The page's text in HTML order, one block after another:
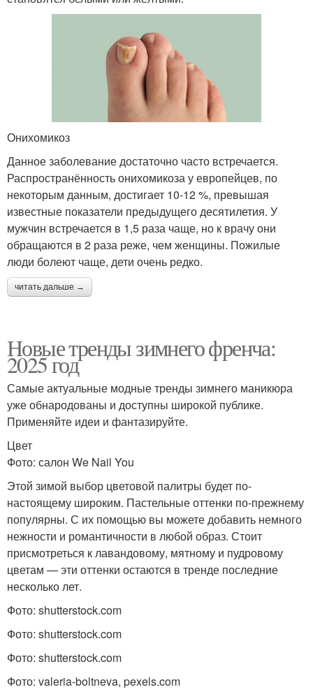
Онихомикоз
Данное заболевание достаточно часто встречается.
Распространённость онихомикоза у европейцев, по
некоторым данным, достигает 10-12 %, превышая
известные показатели предыдущего десятилетия. У
мужчин встречается в 1,5 раза чаще, но к врачу они
обращаются в 2 раза реже, чем женщины. Пожилые
люди болеют чаще, дети очень редко.
читать дальше →
Новые тренды зимнего френча:
2025 год
Самые актуальные модные тренды зимнего маникюра
уже обнародованы и доступны широкой публике.
Применяйте идеи и фантазируйте.
Цвет
Фото: салон We Nail You
Этой зимой выбор цветовой палитры будет по-
настоящему широким. Пастельные оттенки по-прежнему
популярны. С их помощью вы можете добавить немного
нежности и романтичности в любой образ. Стоит
присмотреться к лавандовому, мятному и пудровому
цветам — эти оттенки остаются в тренде последние
несколько лет.
Фото: shutterstock.com
Фото: shutterstock.com
Фото: shutterstock.com
Фото: valeria-boltneva, pexels.com